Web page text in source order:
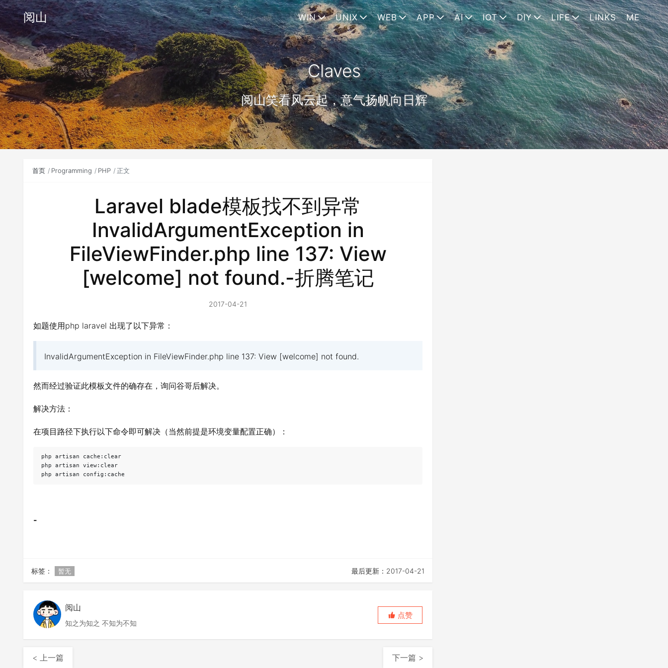
阅山 WIN UNIX WEB APP AI IOT DIY LIFE LINKS ME
Claves
阅山笑看风云起，意气扬帆向日辉
首页 Programming PHP 正文
Laravel blade模板找不到异常
InvalidArgumentException in
FileViewFinder.php line 137: View
[welcome] not found.-折腾笔记
2017-04-21
如题使用php laravel 出现了以下异常：
InvalidArgumentException in FileViewFinder.php line 137: View [welcome] not found.
然而经过验证此模板文件的确存在，询问谷哥后解决。
解决方法：
在项目路径下执行以下命令即可解决（当然前提是环境变量配置正确）：
php artisan cache:clear
php artisan view:clear
php artisan config:cache
-
标签： 暂无 最后更新：2017-04-21
阅山
知之为知之 不知为不知
点赞
< 上一篇 下一篇 >